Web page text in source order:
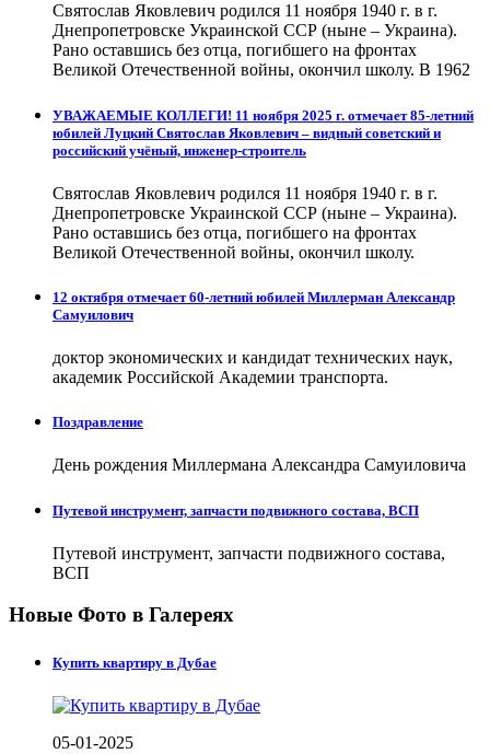
Святослав Яковлевич родился 11 ноября 1940 г. в г.
Днепропетровске Украинской ССР (ныне – Украина).
Рано оставшись без отца, погибшего на фронтах
Великой Отечественной войны, окончил школу. В 1962
УВАЖАЕМЫЕ КОЛЛЕГИ! 11 ноября 2025 г. отмечает 85-летний
юбилей Луцкий Святослав Яковлевич – видный советский и
российский учёный, инженер-строитель
Святослав Яковлевич родился 11 ноября 1940 г. в г.
Днепропетровске Украинской ССР (ныне – Украина).
Рано оставшись без отца, погибшего на фронтах
Великой Отечественной войны, окончил школу.
12 октября отмечает 60-летний юбилей Миллерман Александр
Самуилович
доктор экономических и кандидат технических наук,
академик Российской Академии транспорта.
Поздравление
День рождения Миллермана Александра Самуиловича
Путевой инструмент, запчасти подвижного состава, ВСП
Путевой инструмент, запчасти подвижного состава,
ВСП
Новые Фото в Галереях
Купить квартиру в Дубае
05-01-2025